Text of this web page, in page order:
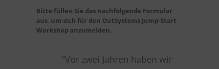
Bitte füllen Sie das nachfolgende Formular
aus, um sich für den OutSystems Jump-Start
Workshop anzumelden.
"Das „Hands-on“-Format hat